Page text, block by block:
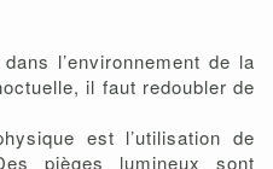
l’environnement de la
il faut redoubler de
est l’utilisation de
pièges lumineux sont